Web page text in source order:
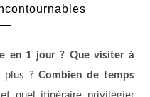
en 1 jour ? Que visiter à
plus ?Combien de temps